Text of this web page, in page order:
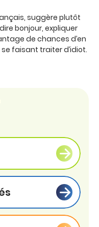
suggère plutôt
bonjour, expliquer
de chances d’en
faisant traiter d’idiot.